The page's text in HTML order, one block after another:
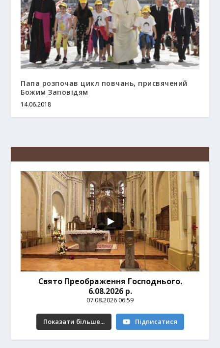
Папа розпочав цикл повчань, присвячений
Божим Заповідям
14.06.2018
Свято Преображення Господнього.
6.08.2026 р.
07.08.2026 06:59
Показати більше... Підписатися